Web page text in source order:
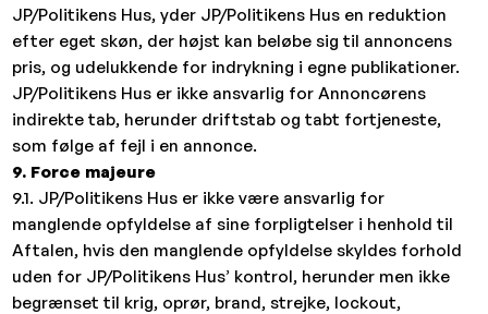
JP/Politikens Hus, yder JP/Politikens Hus en reduktion
efter eget skøn, der højst kan beløbe sig til annoncens
pris, og udelukkende for indrykning i egne publikationer.
JP/Politikens Hus er ikke ansvarlig for Annoncørens
indirekte tab, herunder driftstab og tabt fortjeneste,
som følge af fejl i en annonce.
9. Force majeure
9.1. JP/Politikens Hus er ikke være ansvarlig for
manglende opfyldelse af sine forpligtelser i henhold til
Aftalen, hvis den manglende opfyldelse skyldes forhold
uden for JP/Politikens Hus’ kontrol, herunder men ikke
begrænset til krig, oprør, brand, strejke, lockout,